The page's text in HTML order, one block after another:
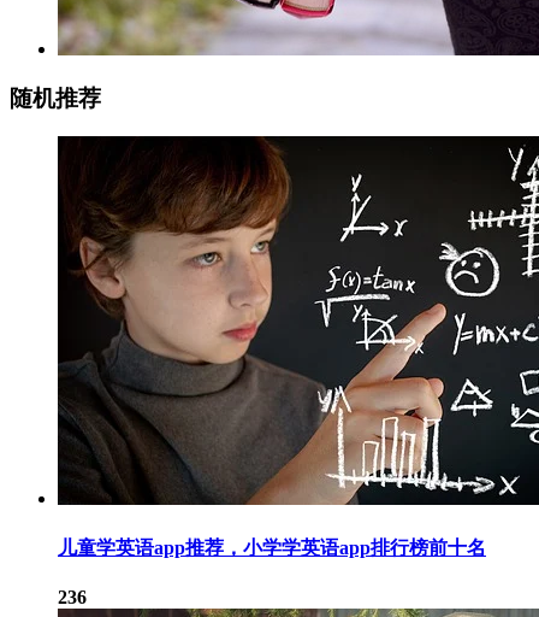
随机推荐
儿童学英语app推荐，小学学英语app排行榜前十名
236